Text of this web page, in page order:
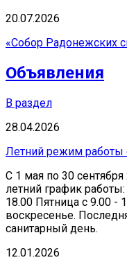
20.07.2026
«Собор Радонежских
Объявления
В раздел
28.04.2026
Летний режим работы
С 1 мая по 30 сентября
летний график
18.00 Пятница с 9.00 -
воскресенье.
санитарный день.
12.01.2026